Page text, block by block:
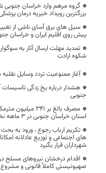
گروه مرهم وارد خراسان
بزرگترین رویداد خیریه درمان
سیل های برق آسای ناشی از
پیش روی اقلیم ایران و خراسان
تمدید مهلت ارسال آثار به
شکوه ارادت
آغاز ممنوعیت تردد وسایل
هشدار درباره یخ زدگی
جنوبی
مصرف بالغ بر 341
استان خراسان جنوبی در 3 ماهه نخست سال جاری
تکریم ارباب رجوع ، ورود به
های اجتماعی و توزیع عادلانه
شهرداران قرار بگیرد
اقدام درخشان نیروهای مسلح
صهیونیستی کاملاً قانونی و